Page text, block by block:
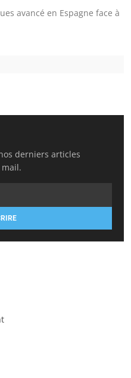
avancé en Espagne face à
derniers articles